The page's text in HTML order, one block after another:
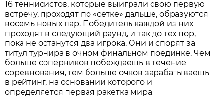
16 теннисистов, которые выиграли свою первую
встречу, проходят по «сетке» дальше, образуются
восемь новых пар. Победитель каждой из них
проходят в следующий раунд, и так до тех пор,
пока не останутся два игрока. Они и спорят за
титул турнира в очном финальном поединке. Чем
больше соперников побеждаешь в течение
соревнования, тем больше очков зарабатываешь
в рейтинг, на основании которого и
определяется первая ракетка мира.